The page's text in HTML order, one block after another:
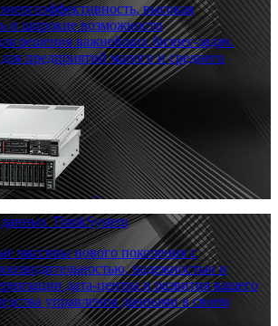
высокая
и широкие возможности
решения важнейших бизнес-задач.
предприятий малого и среднего
ThinkSystem
массивы нового поколения с
надежностью и
дата-центра и развития вашего
управления данными в своем